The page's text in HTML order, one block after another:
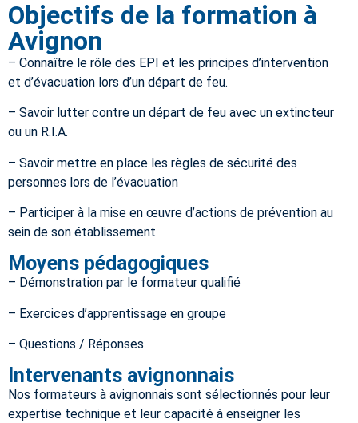
Objectifs de la formation à
Avignon
– Connaître le rôle des EPI et les principes d’intervention
et d’évacuation lors d’un départ de feu.
– Savoir lutter contre un départ de feu avec un extincteur
ou un R.I.A.
– Savoir mettre en place les règles de sécurité des
personnes lors de l’évacuation
– Participer à la mise en œuvre d’actions de prévention au
sein de son établissement
Moyens pédagogiques
– Démonstration par le formateur qualifié
– Exercices d’apprentissage en groupe
– Questions / Réponses
Intervenants avignonnais
Nos formateurs à avignonnais sont sélectionnés pour leur
expertise technique et leur capacité à enseigner les